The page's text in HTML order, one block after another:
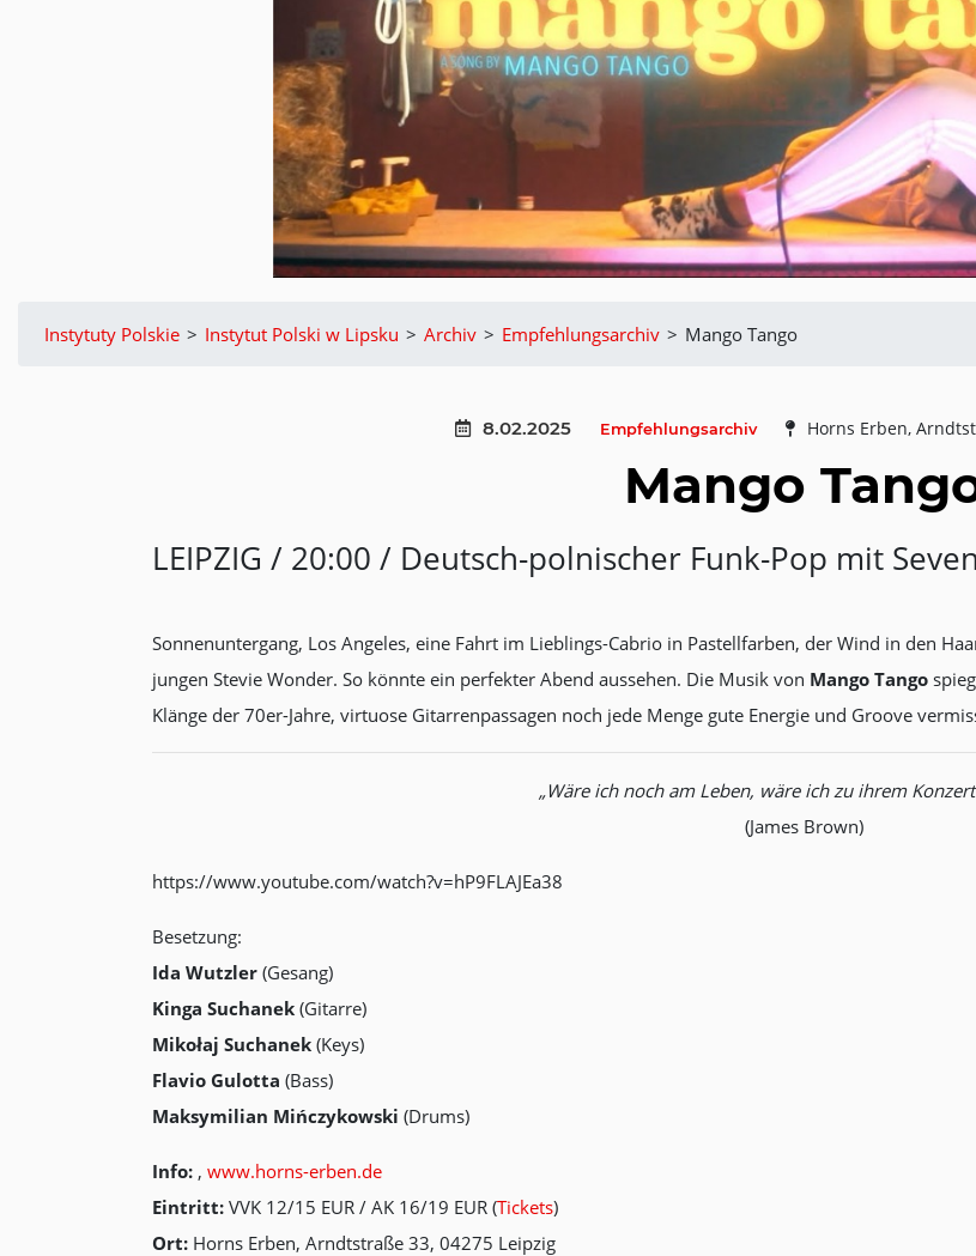
Instytuty Polskie > Instytut Polski w Lipsku > Archiv > Empfehlungsarchiv > Mango Tango
8.02.2025 Empfehlungsarchiv Horns Erben,
Mango
LEIPZIG / 20:00 / Deutsch-polnischer Funk-Pop mit
Sonnenuntergang, Los Angeles, eine Fahrt im Lieblings-Cabrio in Pastellfarben, der Wind in den
jungen Stevie Wonder. So könnte ein perfekter Abend aussehen. Die Musik von Mango Tango
Klänge der 70er-Jahre, virtuose Gitarrenpassagen noch jede Menge gute Energie und Groove
„Wäre ich noch am Leben, wäre ich zu ihrem Konzert
(James Brown)
https://www.youtube.com/watch?v=hP9FLAJEa38
Besetzung:
Ida Wutzler(Gesang)
Kinga Suchanek(Gitarre)
Mikołaj Suchanek(Keys)
Flavio Gulotta (Bass)
Maksymilian Mińczykowski (Drums)
Info: , www.horns-erben.de
Eintritt:VVK 12/15 EUR / AK 16/19 EUR (Tickets)
Ort:Horns Erben, Arndtstraße 33, 04275 Leipzig